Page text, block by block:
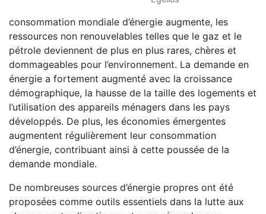
consommation mondiale d’énergie augmente, les
ressources non renouvelables telles que le gaz et le
pétrole deviennent de plus en plus rares, chères et
dommageables pour l’environnement. La demande en
énergie a fortement augmenté avec la croissance
démographique, la hausse de la taille des logements et
l’utilisation des appareils ménagers dans les pays
développés. De plus, les économies émergentes
augmentent régulièrement leur consommation
d’énergie, contribuant ainsi à cette poussée de la
demande mondiale.
De nombreuses sources d’énergie propres ont été
proposées comme outils essentiels dans la lutte aux